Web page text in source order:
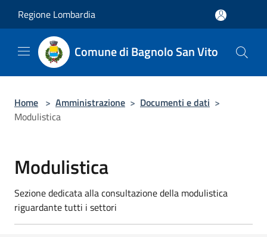
Regione Lombardia
Comune di Bagnolo San Vito
Home > Amministrazione > Documenti e dati >
Modulistica
Modulistica
Sezione dedicata alla consultazione della modulistica
riguardante tutti i settori